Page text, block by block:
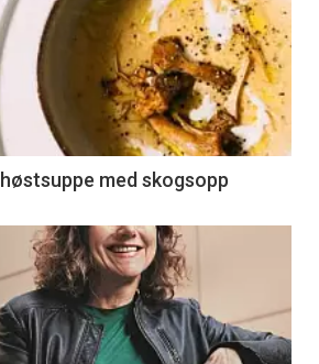
med skogsopp